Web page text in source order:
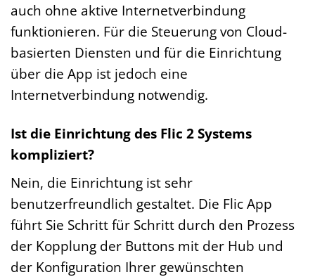
auch ohne aktive Internetverbindung
funktionieren. Für die Steuerung von Cloud-
basierten Diensten und für die Einrichtung
über die App ist jedoch eine
Internetverbindung notwendig.
Ist die Einrichtung des Flic 2 Systems
kompliziert?
Nein, die Einrichtung ist sehr
benutzerfreundlich gestaltet. Die Flic App
führt Sie Schritt für Schritt durch den Prozess
der Kopplung der Buttons mit der Hub und
der Konfiguration Ihrer gewünschten